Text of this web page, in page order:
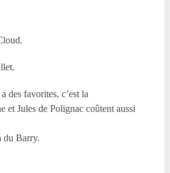
des favorites, c’est la
et Jules de Polignac coûtent aussi
du Barry.